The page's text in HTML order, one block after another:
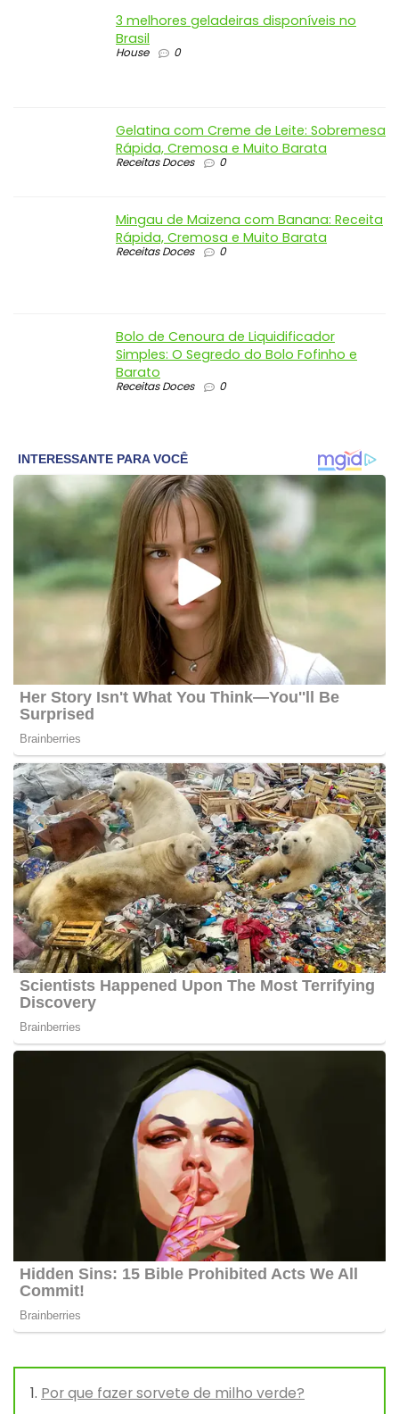
3 melhores geladeiras disponíveis no
Brasil
House 0
Gelatina com Creme de Leite: Sobremesa
Rápida, Cremosa e Muito Barata
Receitas Doces 0
Mingau de Maizena com Banana: Receita
Rápida, Cremosa e Muito Barata
Receitas Doces 0
Bolo de Cenoura de Liquidificador
Simples: O Segredo do Bolo Fofinho e
Barato
Receitas Doces 0
Por que fazer sorvete de milho verde?